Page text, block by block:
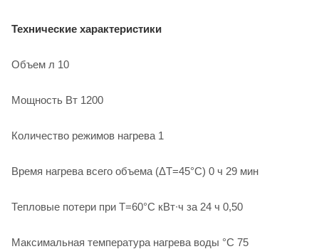
Технические характеристики
Объем л 10
Мощность Вт 1200
Количество режимов нагрева 1
Время нагрева всего объема (ΔT=45°С) 0 ч 29 мин
Тепловые потери при T=60°С кВт∙ч за 24 ч 0,50
Максимальная температура нагрева воды °С 75